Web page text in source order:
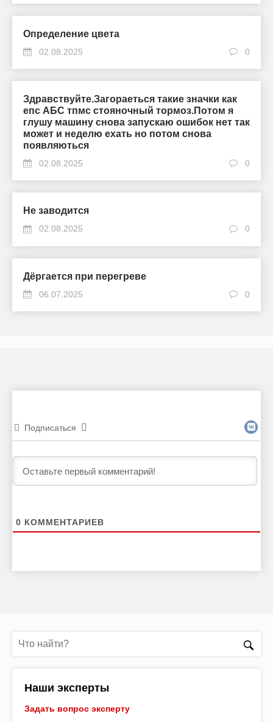
Определение цвета
02.08.2025 0
Здравствуйте.Загораеться такие значки как
епс АБС тпмс стояночный тормоз.Потом я
глушу машину снова запускаю ошибок нет так
может и неделю ехать но потом снова
появляються
02.08.2025 0
Не заводится
02.08.2025 0
Дёргается при перегреве
06.07.2025 0
Подписаться
0 КОММЕНТАРИЕВ
Наши эксперты
Задать вопрос эксперту